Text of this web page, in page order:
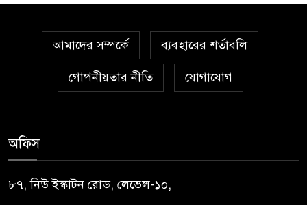
আমাদের সম্পর্কে ব্যবহারের শর্তাবলি
গোপনীয়তার নীতি যোগাযোগ
অফিস
৮৭, নিউ ইস্কাটন রোড, লেভেল-১০,